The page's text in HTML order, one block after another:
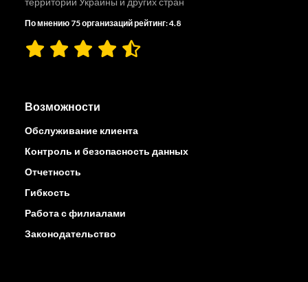
По мнению 75 организаций рейтинг: 4.8
Возможности
Обслуживание клиента
Контроль и безопасность данных
Отчетность
Гибкость
Работа с филиалами
Законодательство